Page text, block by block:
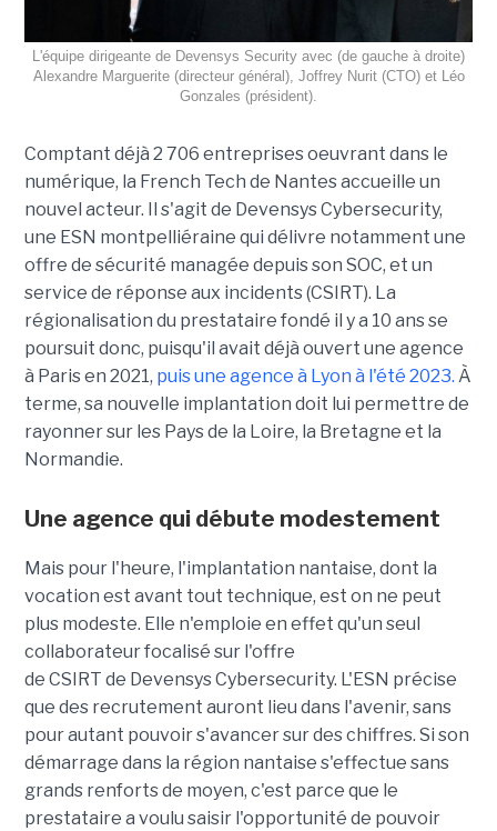
L'équipe dirigeante de Devensys Security avec (de gauche à droite)
Alexandre Marguerite (directeur général), Joffrey Nurit (CTO) et Léo
Gonzales (président).
Comptant déjà 2 706 entreprises oeuvrant dans le
numérique, la French Tech de Nantes accueille un
nouvel acteur. Il s'agit de DevensysCybersecurity,
une ESN montpelliéraine qui délivre notamment une
offre de sécurité managée depuis son SOC, et un
service de réponse aux incidents (CSIRT). La
régionalisation du prestataire fondé il y a 10 ans se
poursuit donc, puisqu'il avait déjà ouvert une agence
à Paris en 2021, puis une agence à Lyon à l'été 2023. À
terme, sa nouvelle implantation doit lui permettre de
rayonner sur les Pays de la Loire, la Bretagne et la
Normandie.
Une agence qui débute modestement
Mais pour l'heure, l'implantation nantaise, dont la
vocation est avant tout technique, est on ne peut
plus modeste. Elle n'emploie en effet qu'un seul
collaborateur focalisé sur l'offre
de CSIRT de DevensysCybersecurity. L' ESN précise
que des recrutement auront lieu dans l'avenir, sans
pour autant pouvoir s'avancer sur des chiffres. Si son
démarrage dans la région nantaise s'effectue sans
grands renforts de moyen, c'est parce que le
prestataire a voulu saisir l'opportunité de pouvoir